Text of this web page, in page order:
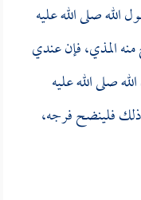
الله صلى الله عليه
المذي، فإن عندي
صلى الله عليه
فلينضح فرجه،